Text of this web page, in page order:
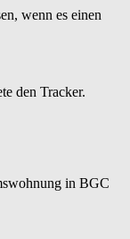
wenn es einen
den Tracker.
in BGC